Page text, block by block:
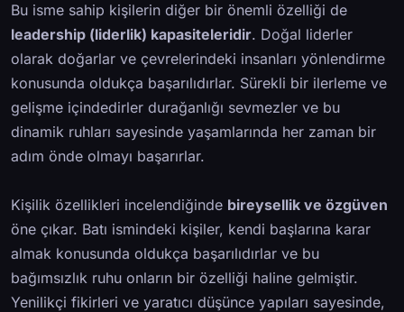
Bu isme sahip kişilerin diğer bir önemli özelliği de
leadership (liderlik) kapasiteleridir. Doğal liderler
olarak doğarlar ve çevrelerindeki insanları yönlendirme
konusunda oldukça başarılıdırlar. Sürekli bir ilerleme ve
gelişme içindedirler durağanlığı sevmezler ve bu
dinamik ruhları sayesinde yaşamlarında her zaman bir
adım önde olmayı başarırlar.
Kişilik özellikleri incelendiğinde bireysellik ve özgüven
öne çıkar. Batı ismindeki kişiler, kendi başlarına karar
almak konusunda oldukça başarılıdırlar ve bu
bağımsızlık ruhu onların bir özelliği haline gelmiştir.
Yenilikçi fikirleri ve yaratıcı düşünce yapıları sayesinde,